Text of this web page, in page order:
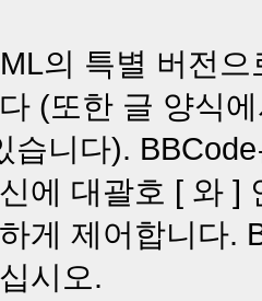
의 특별 버전
(또한 글 양식
습니다).
에 대괄호 [ 와 ]
게 제어합니다.
시오.